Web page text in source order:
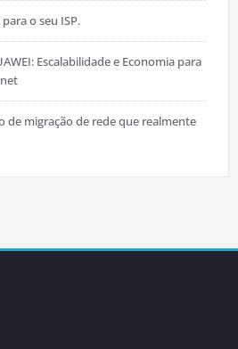
o seu ISP.
Escalabilidade e Economia para
de migração de rede que realmente